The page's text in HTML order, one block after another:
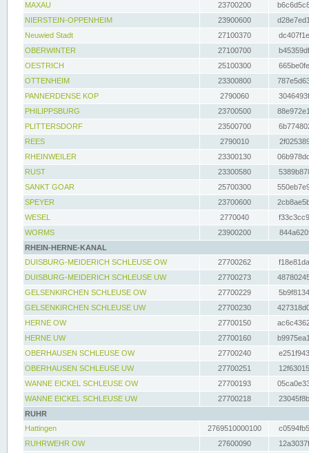
MAXAU
23700200
NIERSTEIN-OPPENHEIM
23900600
Neuwied Stadt
27100370
OBERWINTER
27100700
OESTRICH
25100300
OTTENHEIM
23300800
PANNERDENSE KOP
2790060
PHILIPPSBURG
23700500
PLITTERSDORF
23500700
REES
2790010
RHEINWEILER
23300130
RUST
23300580
SANKT GOAR
25700300
SPEYER
23700600
WESEL
2770040
WORMS
23900200
RHEIN-HERNE-KANAL
DUISBURG-MEIDERICH SCHLEUSE OW
27700262
DUISBURG-MEIDERICH SCHLEUSE UW
27700273
GELSENKIRCHEN SCHLEUSE OW
27700229
GELSENKIRCHEN SCHLEUSE UW
27700230
HERNE OW
27700150
HERNE UW
27700160
OBERHAUSEN SCHLEUSE OW
27700240
OBERHAUSEN SCHLEUSE UW
27700251
WANNE EICKEL SCHLEUSE OW
27700193
WANNE EICKEL SCHLEUSE UW
27700218
RUHR
Hattingen
2769510000100
RUHRWEHR OW
27600090